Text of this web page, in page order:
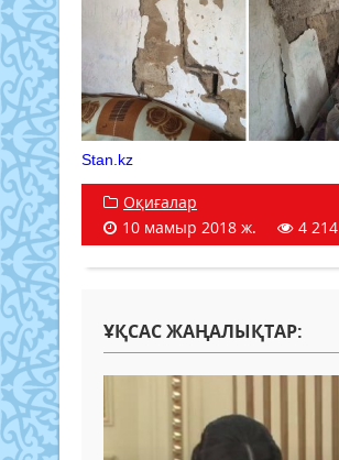
Stan.kz
Оқиғалар
10 мамыр 2018 ж.
4 214
ҰҚСАС ЖАҢАЛЫҚТАР: